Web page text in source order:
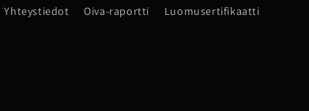
Yhteystiedot
Oiva-raportti Luomusertifikaatti